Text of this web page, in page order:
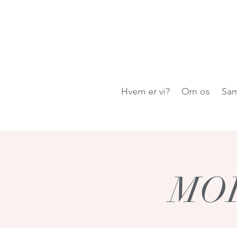
Hvem er vi? Om os